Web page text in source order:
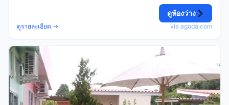
ดูรายละเอียด →
ดูห้องว่าง
via agoda.com